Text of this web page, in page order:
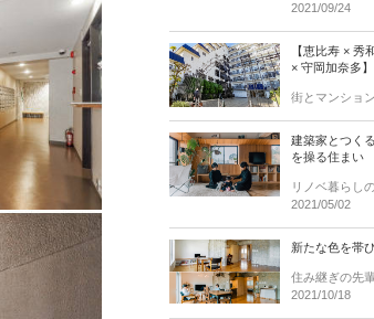
2021/09/24
【恵比寿 × 秀
× 守岡加奈多】
街とマンショ
建築家とつく
を操る住まい
リノベ暮らし
2021/05/02
新たな色を帯
住み継ぎの先
2021/10/18